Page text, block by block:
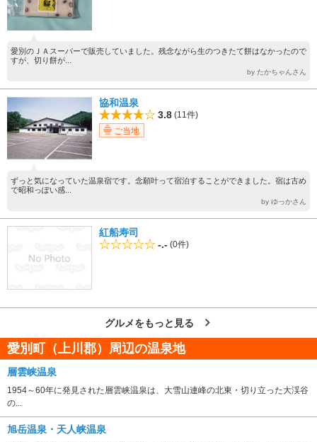
愛別のＪＡスーパーで販売していました。残念ながら生のつきたて餅はなかったので
すが、切り餅が...
by たかちゃんさん
協和温泉
3.8 (11件)
ご当地
ずっと気になっていた温泉宿です。念願叶って宿泊することができました。宿は古め
で昭和っぽい感...
by ゆっかさん
紅船寿司
-.- (0件)
グルメをもっと見る
愛別町（上川郡）周辺の温泉地
層雲峡温泉
1954～60年に発見された層雲峡温泉は、大雪山連峰の北東・切り立った大渓谷
の...
旭岳温泉・天人峡温泉